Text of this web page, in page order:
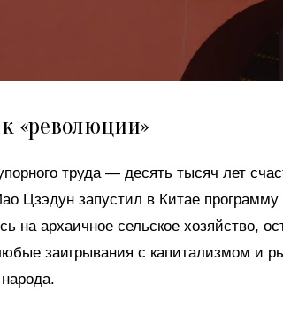
«революции»
труда — десять тысяч лет
Цзэдун запустил в Китае программу
на архаичное сельское хозяйство,
заигрывания с капитализмом и